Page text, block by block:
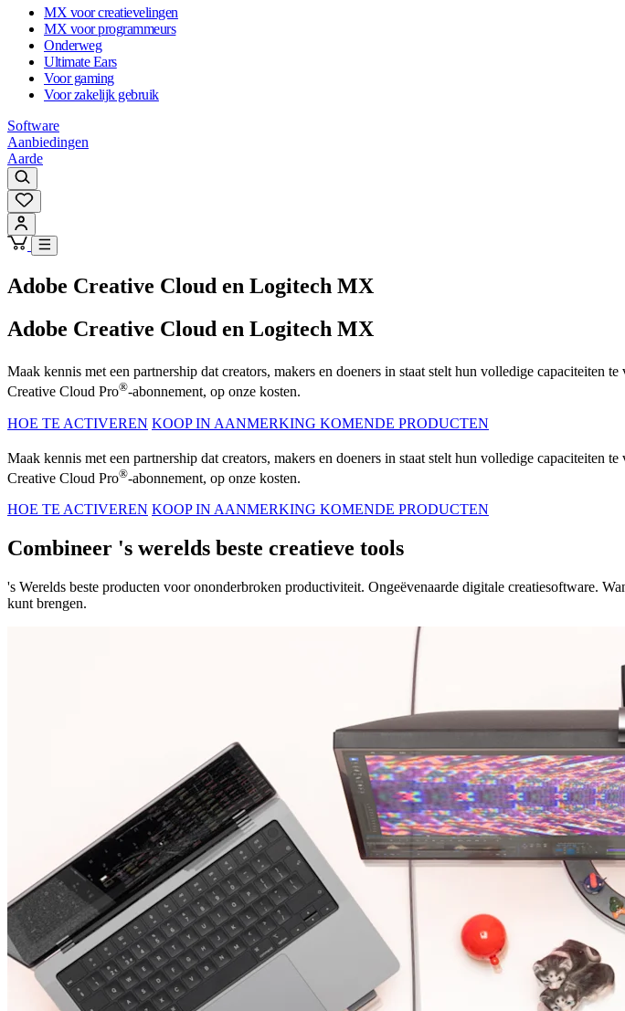
MX voor creatievelingen
MX voor programmeurs
Onderweg
Ultimate Ears
Voor gaming
Voor zakelijk gebruik
Software
Aanbiedingen
Aarde
Adobe Creative Cloud en Logitech MX
Adobe Creative Cloud en Logitech MX
Maak kennis met een partnership dat creators, makers en doeners in staat stelt hun volledige
Creative Cloud Pro®-abonnement, op onze kosten.
HOE TE ACTIVEREN KOOP IN AANMERKING KOMENDE PRODUCTEN
Maak kennis met een partnership dat creators, makers en doeners in staat stelt hun volledige
Creative Cloud Pro®-abonnement, op onze kosten.
HOE TE ACTIVEREN KOOP IN AANMERKING KOMENDE PRODUCTEN
Combineer 's werelds beste creatieve tools
's Werelds beste producten voor ononderbroken productiviteit. Ongeëvenaarde digitale creatiesoftware.
kunt brengen.